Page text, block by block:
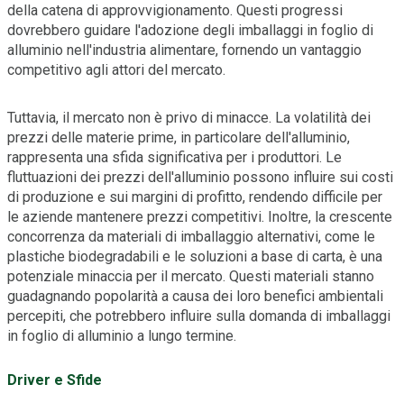
della catena di approvvigionamento. Questi progressi
dovrebbero guidare l'adozione degli imballaggi in foglio di
alluminio nell'industria alimentare, fornendo un vantaggio
competitivo agli attori del mercato.
Tuttavia, il mercato non è privo di minacce. La volatilità dei
prezzi delle materie prime, in particolare dell'alluminio,
rappresenta una sfida significativa per i produttori. Le
fluttuazioni dei prezzi dell'alluminio possono influire sui costi
di produzione e sui margini di profitto, rendendo difficile per
le aziende mantenere prezzi competitivi. Inoltre, la crescente
concorrenza da materiali di imballaggio alternativi, come le
plastiche biodegradabili e le soluzioni a base di carta, è una
potenziale minaccia per il mercato. Questi materiali stanno
guadagnando popolarità a causa dei loro benefici ambientali
percepiti, che potrebbero influire sulla domanda di imballaggi
in foglio di alluminio a lungo termine.
Driver e Sfide